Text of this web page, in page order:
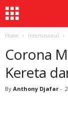
Home Internasional
Corona
Kereta
By Anthony Djafar -